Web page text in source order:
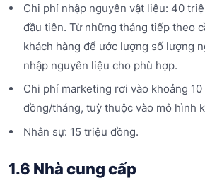
Chi phí nhập nguyên vật liệu: 40
đầu tiên. Từ những tháng tiếp theo
khách hàng để ước lượng số lượng
nhập nguyên liệu cho phù hợp.
Chi phí marketing rơi vào khoảng
đồng/tháng, tuỳ thuộc vào mô hình
Nhân sự: 15 triệu đồng.
1.6 Nhà cung cấp